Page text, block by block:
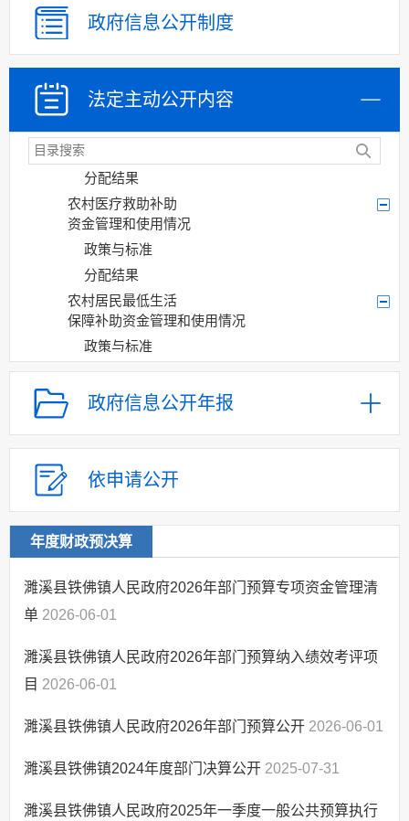
政府信息公开制度
法定主动公开内容
国家免费孕前优生
健康检查项目专项资金管理和使用情况
政策与标准
农作物良种补贴管
分配结果
农村医疗救助补助
资金管理和使用情况
政策与标准
分配结果
农村居民最低生活
保障补助资金管理和使用情况
政策与标准
分配结果
抚恤补助资金管理
分配结果
管理和使用情况
政策与标准
粮食直补管理和使
用情况
分配结果
农机购置补贴管理
农村危房改造补助
政策与标准
分配结果
政府信息公开年报
依申请公开
年度财政预决算
濉溪县铁佛镇人民政府2026年部门预算专项资金管理清
单 2026-06-01
濉溪县铁佛镇人民政府2026年部门预算纳入绩效考评项
目 2026-06-01
濉溪县铁佛镇人民政府2026年部门预算公开 2026-06-01
濉溪县铁佛镇2024年度部门决算公开 2025-07-31
濉溪县铁佛镇人民政府2025年一季度一般公共预算执行